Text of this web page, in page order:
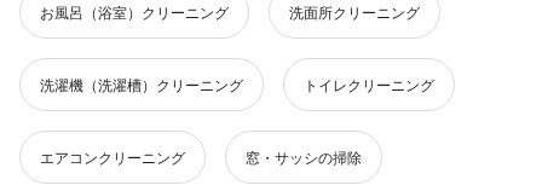
お風呂（浴室）クリーニング 洗面所クリーニング
洗濯機（洗濯槽）クリーニング トイレクリーニング
エアコンクリーニング 窓・サッシの掃除